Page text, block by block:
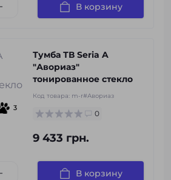
В корзину
3
Тумба ТВ Seria A
"Авориаз"
тонированное стекло
Код товара: m-r#Авориаз
0
9 433 грн.
В корзину